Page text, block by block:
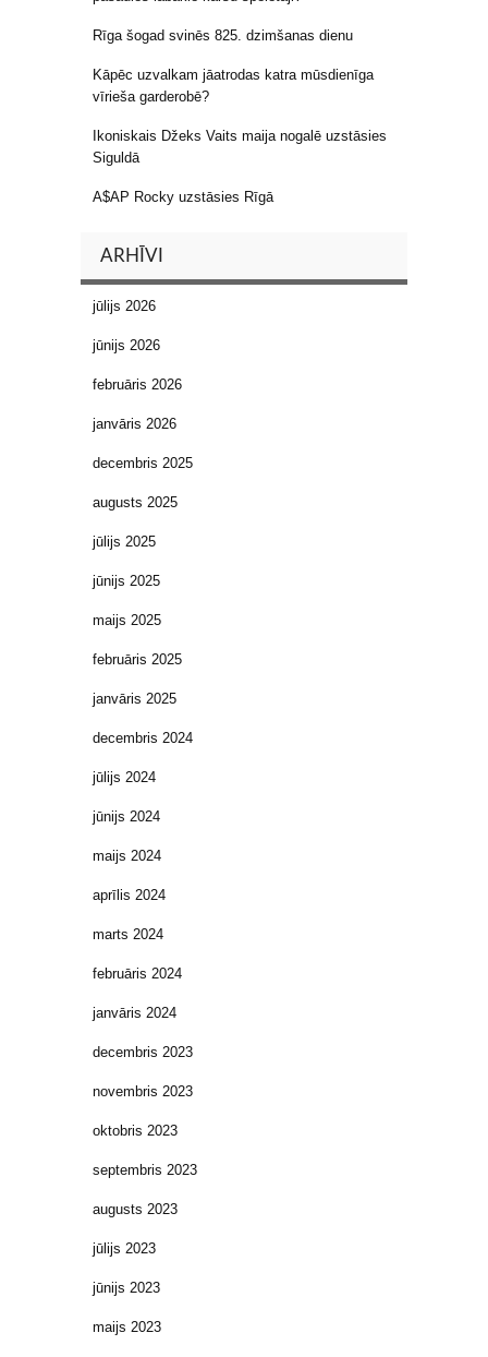
Rīga šogad svinēs 825. dzimšanas dienu
Kāpēc uzvalkam jāatrodas katra mūsdienīga
vīrieša garderobē?
Ikoniskais Džeks Vaits maija nogalē uzstāsies
Siguldā
A$AP Rocky uzstāsies Rīgā
ARHĪVI
jūlijs 2026
jūnijs 2026
februāris 2026
janvāris 2026
decembris 2025
augusts 2025
jūlijs 2025
jūnijs 2025
maijs 2025
februāris 2025
janvāris 2025
decembris 2024
jūlijs 2024
jūnijs 2024
maijs 2024
aprīlis 2024
marts 2024
februāris 2024
janvāris 2024
decembris 2023
novembris 2023
oktobris 2023
septembris 2023
augusts 2023
jūlijs 2023
jūnijs 2023
maijs 2023